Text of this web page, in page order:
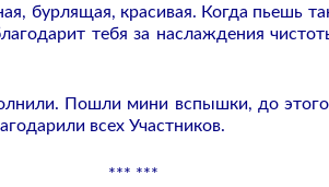
бурлящая, красивая. Когда пьешь
тебя за наслаждения
Пошли мини вспышки, до
всех Участников.
*** ***